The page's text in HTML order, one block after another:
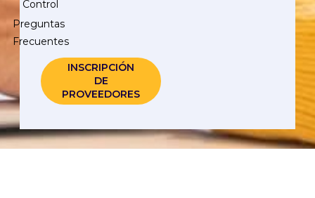
Control
Preguntas
Frecuentes
INSCRIPCIÓN
DE
PROVEEDORES